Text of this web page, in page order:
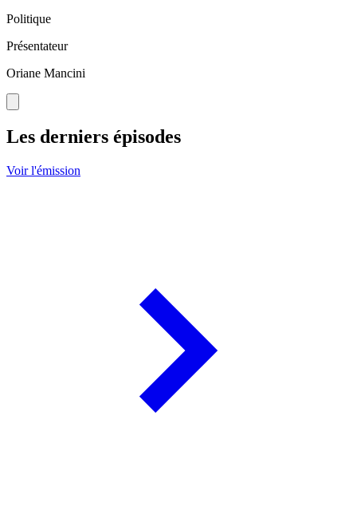
Politique
Présentateur
Oriane Mancini
Les derniers épisodes
Voir l'émission